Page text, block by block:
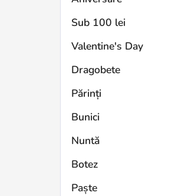
Sub 100 lei
Valentine's Day
Dragobete
Părinți
Bunici
Nuntă
Botez
Paște